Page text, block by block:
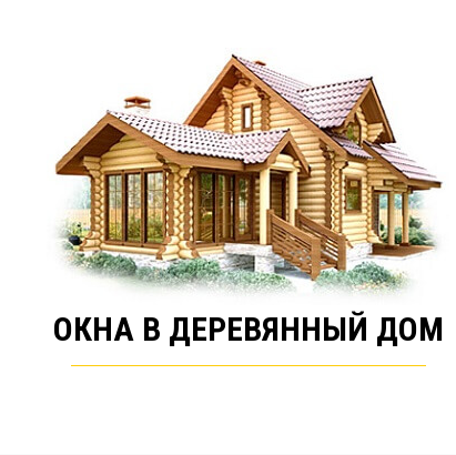
ОКНА В ДЕРЕВЯННЫЙ ДОМ